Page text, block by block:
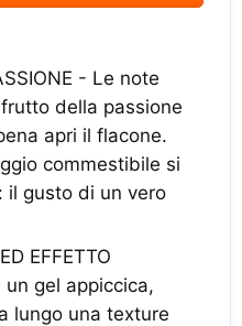
- Le note
della passione
apri il flacone.
commestibile si
il gusto di un vero
EFFETTO
un gel appiccica,
lungo una texture